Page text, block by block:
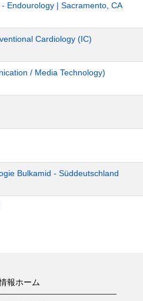
Endourology | Sacramento, CA
Cardiology (IC)
/ Media Technology)
Bulkamid - Süddeutschland
報ホーム